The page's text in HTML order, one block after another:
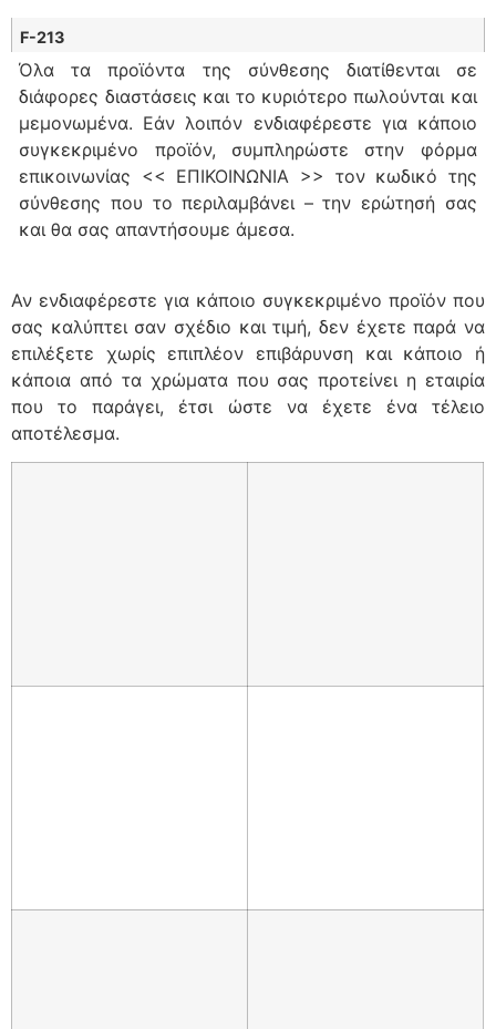
F-213
Όλα τα προϊόντα της σύνθεσης διατίθενται σε
διάφορες διαστάσεις και το κυριότερο πωλούνται και
μεμονωμένα. Εάν λοιπόν ενδιαφέρεστε για κάποιο
συγκεκριμένο προϊόν, συμπληρώστε στην φόρμα
επικοινωνίας << ΕΠΙΚΟΙΝΩΝΙΑ >> τον κωδικό της
σύνθεσης που το περιλαμβάνει – την ερώτησή σας
και θα σας απαντήσουμε άμεσα.
Αν ενδιαφέρεστε για κάποιο συγκεκριμένο προϊόν που
σας καλύπτει σαν σχέδιο και τιμή, δεν έχετε παρά να
επιλέξετε χωρίς επιπλέον επιβάρυνση και κάποιο ή
κάποια από τα χρώματα που σας προτείνει η εταιρία
που το παράγει, έτσι ώστε να έχετε ένα τέλειο
αποτέλεσμα.